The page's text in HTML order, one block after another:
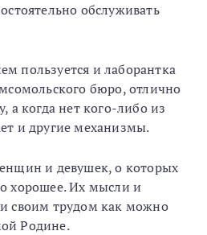
обслуживать
пользуется и лаборантка
бюро, отлично
а когда нет кого-либо из
и другие механизмы.
и девушек, о которых
хорошее. Их мысли и
своим трудом как можно
Родине.